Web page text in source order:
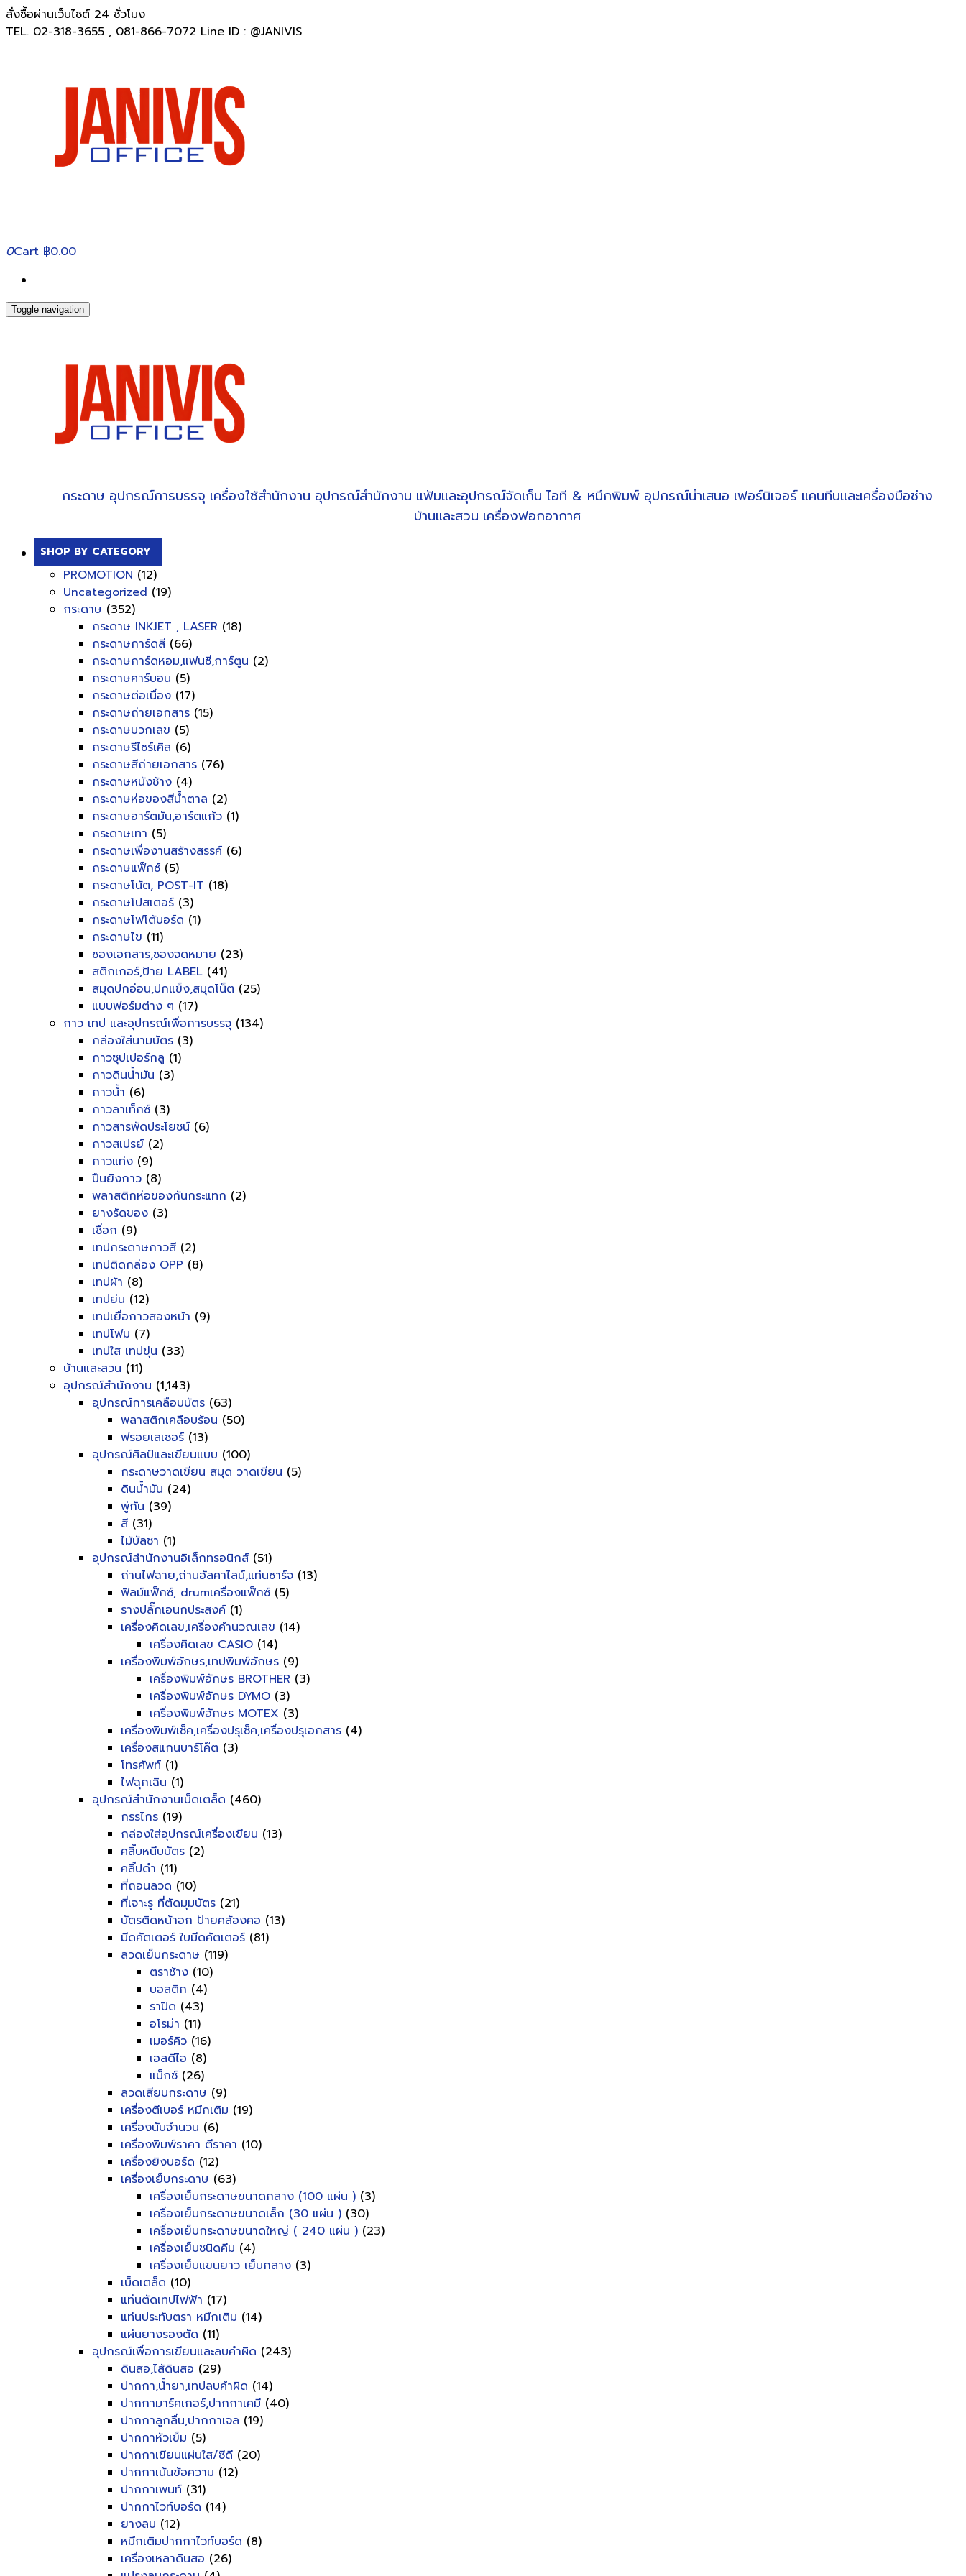
สั่งซื้อผ่านเว็บไซต์ 24 ชั่วโมง
TEL. 02-318-3655 , 081-866-7072 Line ID : @JANIVIS
0Cart ฿0.00
Toggle navigation
กระดาษ อุปกรณ์การบรรจุ เครื่องใช้สำนักงาน อุปกรณ์สำนักงาน แฟ้มและอุปกรณ์จัดเก็บ ไอที & หมึกพิมพ์ อุปกรณ์นำเสนอ เฟอร์นิเจอร์ แคนทีนและเครื่องมือช่าง
บ้านและสวน เครื่องฟอกอากาศ
SHOP BY CATEGORY
PROMOTION (12)
Uncategorized (19)
กระดาษ (352)
กระดาษ INKJET , LASER (18)
กระดาษการ์ดสี (66)
กระดาษการ์ดหอม,แฟนซี,การ์ตูน (2)
กระดาษคาร์บอน (5)
กระดาษต่อเนื่อง (17)
กระดาษถ่ายเอกสาร (15)
กระดาษบวกเลข (5)
กระดาษรีไซร์เคิล (6)
กระดาษสีถ่ายเอกสาร (76)
กระดาษหนังช้าง (4)
กระดาษห่อของสีน้ำตาล (2)
กระดาษอาร์ตมัน,อาร์ตแก้ว (1)
กระดาษเทา (5)
กระดาษเพื่องานสร้างสรรค์ (6)
กระดาษแฟ็กซ์ (5)
กระดาษโน้ต, POST-IT (18)
กระดาษโปสเตอร์ (3)
กระดาษโฟโต้บอร์ด (1)
กระดาษไข (11)
ซองเอกสาร,ซองจดหมาย (23)
สติกเกอร์,ป้าย LABEL (41)
สมุดปกอ่อน,ปกแข็ง,สมุดโน็ต (25)
แบบฟอร์มต่าง ๆ (17)
กาว เทป และอุปกรณ์เพื่อการบรรจุ (134)
กล่องใส่นามบัตร (3)
กาวซุปเปอร์กลู (1)
กาวดินน้ำมัน (3)
กาวน้ำ (6)
กาวลาเท็กซ์ (3)
กาวสารพัดประโยชน์ (6)
กาวสเปรย์ (2)
กาวแท่ง (9)
ปืนยิงกาว (8)
พลาสติกห่อของกันกระแทก (2)
ยางรัดของ (3)
เชื่อก (9)
เทปกระดาษกาวสี (2)
เทปติดกล่อง OPP (8)
เทปผ้า (8)
เทปย่น (12)
เทปเยื่อกาวสองหน้า (9)
เทปโฟม (7)
เทปใส เทปขุ่น (33)
บ้านและสวน (11)
อุปกรณ์สำนักงาน (1,143)
อุปกรณ์การเคลือบบัตร (63)
พลาสติกเคลือบร้อน (50)
ฟรอยเลเซอร์ (13)
อุปกรณ์ศิลป์และเขียนแบบ (100)
กระดาษวาดเขียน สมุด วาดเขียน (5)
ดินน้ำมัน (24)
พู่กัน (39)
สี (31)
ไม้บัลชา (1)
อุปกรณ์สำนักงานอิเล็กทรอนิกส์ (51)
ถ่านไฟฉาย,ถ่านอัลคาไลน์,แท่นชาร์จ (13)
ฟิลม์แฟ็กซ์, drumเครื่องแฟ็กซ์ (5)
รางปลั๊กเอนกประสงค์ (1)
เครื่องคิดเลข,เครื่องคำนวณเลข (14)
เครื่องคิดเลข CASIO (14)
เครื่องพิมพ์อักษร,เทปพิมพ์อักษร (9)
เครื่องพิมพ์อักษร BROTHER (3)
เครื่องพิมพ์อักษร DYMO (3)
เครื่องพิมพ์อักษร MOTEX (3)
เครื่องพิมพ์เช็ค,เครื่องปรุเช็ค,เครื่องปรุเอกสาร (4)
เครื่องสแกนบาร์โค๊ต (3)
โทรศัพท์ (1)
ไฟฉุกเฉิน (1)
อุปกรณ์สำนักงานเบ็ดเตล็ด (460)
กรรไกร (19)
กล่องใส่อุปกรณ์เครื่องเขียน (13)
คลิ๊บหนีบบัตร (2)
คลิ๊ปดำ (11)
ที่ถอนลวด (10)
ที่เจาะรู ที่ตัดมุมบัตร (21)
บัตรติดหน้าอก ป้ายคล้องคอ (13)
มีดคัตเตอร์ ใบมีดคัตเตอร์ (81)
ลวดเย็บกระดาษ (119)
ตราช้าง (10)
บอสติก (4)
ราปิด (43)
อโรม่า (11)
เมอร์คิว (16)
เอสดีไอ (8)
แม็กซ์ (26)
ลวดเสียบกระดาษ (9)
เครื่องตีเบอร์ หมึกเติม (19)
เครื่องนับจำนวน (6)
เครื่องพิมพ์ราคา ตีราคา (10)
เครื่องยิงบอร์ด (12)
เครื่องเย็บกระดาษ (63)
เครื่องเย็บกระดาษขนาดกลาง (100 แผ่น ) (3)
เครื่องเย็บกระดาษขนาดเล็ก (30 แผ่น ) (30)
เครื่องเย็บกระดาษขนาดใหญ่ ( 240 แผ่น ) (23)
เครื่องเย็บชนิดคีม (4)
เครื่องเย็บแขนยาว เย็บกลาง (3)
เบ็ดเตล็ด (10)
แท่นตัดเทปไฟฟ้า (17)
แท่นประทับตรา หมึกเติม (14)
แผ่นยางรองตัด (11)
อุปกรณ์เพื่อการเขียนและลบคำผิด (243)
ดินสอ,ไส้ดินสอ (29)
ปากกา,น้ำยา,เทปลบคำผิด (14)
ปากกามาร์คเกอร์,ปากกาเคมี (40)
ปากกาลูกลื่น,ปากกาเจล (19)
ปากกาหัวเข็ม (5)
ปากกาเขียนแผ่นใส/ซีดี (20)
ปากกาเน้นข้อความ (12)
ปากกาเพนท์ (31)
ปากกาไวท์บอร์ด (14)
ยางลบ (12)
หมึกเติมปากกาไวท์บอร์ด (8)
เครื่องเหลาดินสอ (26)